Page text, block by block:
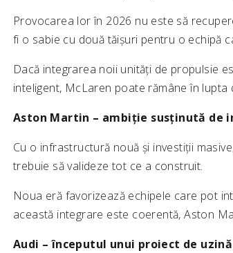
Provocarea lor în 2026 nu este să
fi o sabie cu două tăișuri pentru o echipă
Dacă integrarea noii unități de propulsie
inteligent, McLaren poate rămâne în lupta
Aston Martin – ambiție susținută de
Cu o infrastructură nouă și investiții
trebuie să valideze tot ce a construit.
Noua eră favorizează echipele care pot
această integrare este coerentă, Aston
Audi – începutul unui proiect de